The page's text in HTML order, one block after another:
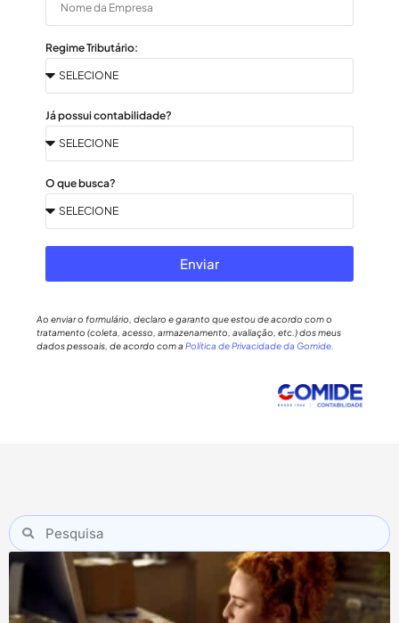
Regime Tributário:
Já possui contabilidade?
O que busca?
Enviar
Ao enviar o formulário, declaro e garanto que estou de acordo com o
tratamento (coleta, acesso, armazenamento, avaliação, etc.) dos meus
dados pessoais, de acordo com a Política de Privacidade da Gomide.